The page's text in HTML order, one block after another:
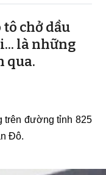
chở dầu
là những
qua.
trên đường tỉnh 825
Đô.